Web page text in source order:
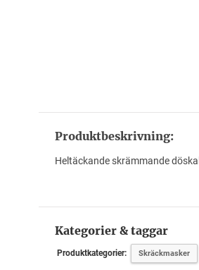
Produktbeskrivning:
Heltäckande skrämmande
Kategorier & taggar
Produktkategorier: Skräckmasker